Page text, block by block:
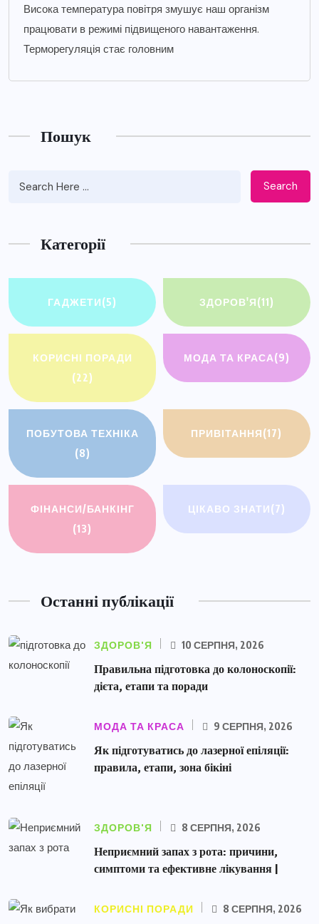
Висока температура повітря змушує наш організм
працювати в режимі підвищеного навантаження.
Терморегуляція стає головним
Пошук
Search
Категорії
ГАДЖЕТИ(5) ЗДОРОВ'Я(11)
КОРИСНІ ПОРАДИ
(22)
МОДА ТА КРАСА(9)
ПОБУТОВА ТЕХНІКА
(8)
ПРИВІТАННЯ(17)
ФІНАНСИ/БАНКІНГ
(13)
ЦІКАВО ЗНАТИ(7)
Останні публікації
ЗДОРОВ'Я 10 СЕРПНЯ, 2026
Правильна підготовка до колоноскопії:
дієта, етапи та поради
МОДА ТА КРАСА 9 СЕРПНЯ, 2026
Як підготуватись до лазерної епіляції:
правила, етапи, зона бікіні
ЗДОРОВ'Я 8 СЕРПНЯ, 2026
Неприємний запах з рота: причини,
симптоми та ефективне лікування |
КОРИСНІ ПОРАДИ 8 СЕРПНЯ, 2026